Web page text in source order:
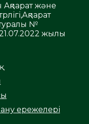
Ақпарат және
туралы №
21.07.2022 жылы
ережелері